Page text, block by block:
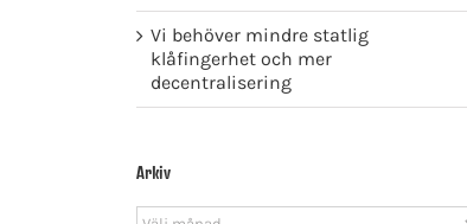
Vi behöver mindre statlig
klåfingerhet och mer
decentralisering
Arkiv
Arkiv